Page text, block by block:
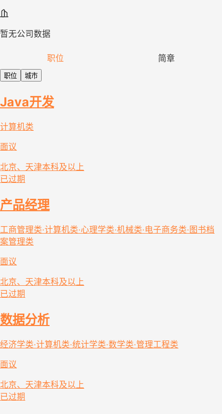
暂无公司数据
职位 简章
职位 城市
Java开发
计算机类
面议
北京、天津本科及以上
已过期
产品经理
工商管理类·计算机类·心理学类·机械类·电子商务类·图书档
案管理类
面议
北京、天津本科及以上
已过期
数据分析
经济学类·计算机类·统计学类·数学类·管理工程类
面议
北京、天津本科及以上
已过期